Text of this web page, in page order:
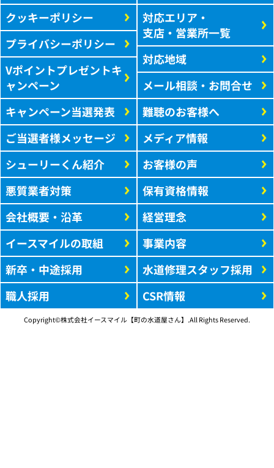
クッキーポリシー
プライバシーポリシー
Vポイントプレゼントキ
ャンペーン
キャンペーン当選発表
ご当選者様メッセージ
シューリーくん紹介
悪質業者対策
会社概要・沿革
イースマイルの取組
新卒・中途採用
職人採用
対応エリア・
支店・営業所一覧
対応地域
メール相談・お問合せ
難聴のお客様へ
メディア情報
お客様の声
保有資格情報
経営理念
事業内容
水道修理スタッフ採用
CSR情報
Copyright©株式会社イースマイル【町の水道屋さん】.All Rights Reserved.